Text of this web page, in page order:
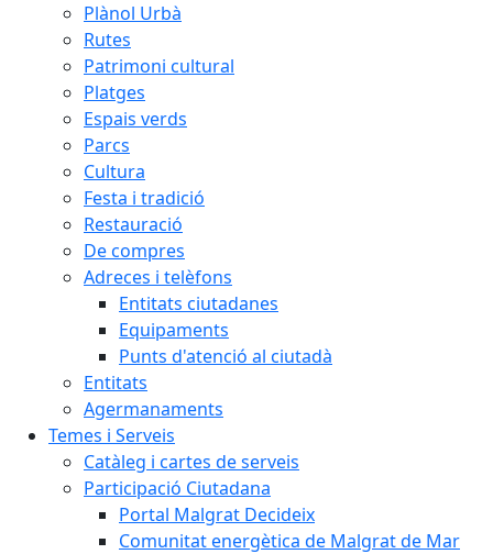
Plànol Urbà
Rutes
Patrimoni cultural
Platges
Espais verds
Parcs
Cultura
Festa i tradició
Restauració
De compres
Adreces i telèfons
Entitats ciutadanes
Equipaments
Punts d'atenció al ciutadà
Entitats
Agermanaments
Temes i Serveis
Catàleg i cartes de serveis
Participació Ciutadana
Portal Malgrat Decideix
Comunitat energètica de Malgrat de Mar